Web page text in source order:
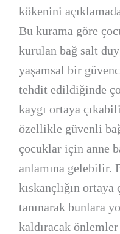
kökenini
Bu kurama göre
kurulan bağ salt
yaşamsal bir
tehdit edildiğinde
kaygı ortaya
özellikle güvenli
çocuklar için anne
anlamına gelebilir.
kıskançlığın ortaya
tanınarak bunlara
kaldıracak önlemler